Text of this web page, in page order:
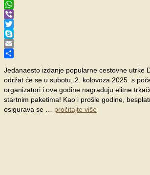
Facebook
WhatsApp
Viber
Twitter
Skype
Email
Jedanaesto izdanje popularne cestovne utrke
održat će se u subotu, 2. kolovoza 2025. s
organizatori i ove godine nagrađuju elitne
startnim paketima! Kao i prošle godine,
osigurava se … pročitajte više